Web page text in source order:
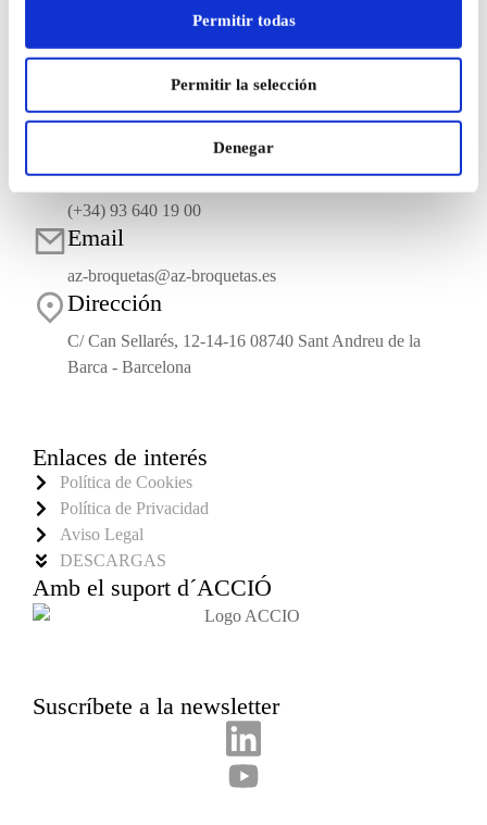
Permitir todas
Permitir la selección
Denegar
Llámanos
(+34) 93 640 19 00
Email
az-broquetas@az-broquetas.es
Dirección
C/ Can Sellarés, 12-14-16 08740 Sant Andreu de la
Barca - Barcelona
Enlaces de interés
Política de Cookies
Política de Privacidad
Aviso Legal
DESCARGAS
Amb el suport d´ACCIÓ
Suscríbete a la newsletter